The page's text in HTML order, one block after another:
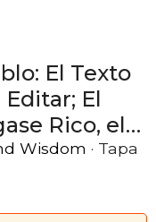
El Texto
El
Rico, el
Venta
Wisdom · Tapa